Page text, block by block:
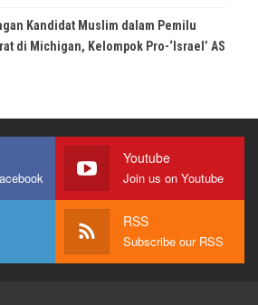
Kandidat Muslim dalam Pemilu
di Michigan, Kelompok Pro-‘Israel’ AS
Youtube
Join us on Youtube
RSS
Subscribe our RSS